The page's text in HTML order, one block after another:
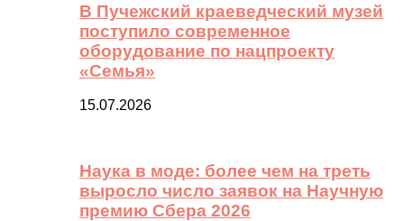
В Пучежский краеведческий музей
поступило современное
оборудование по нацпроекту
«Семья»
15.07.2026
Наука в моде: более чем на треть
выросло число заявок на Научную
премию Сбера 2026